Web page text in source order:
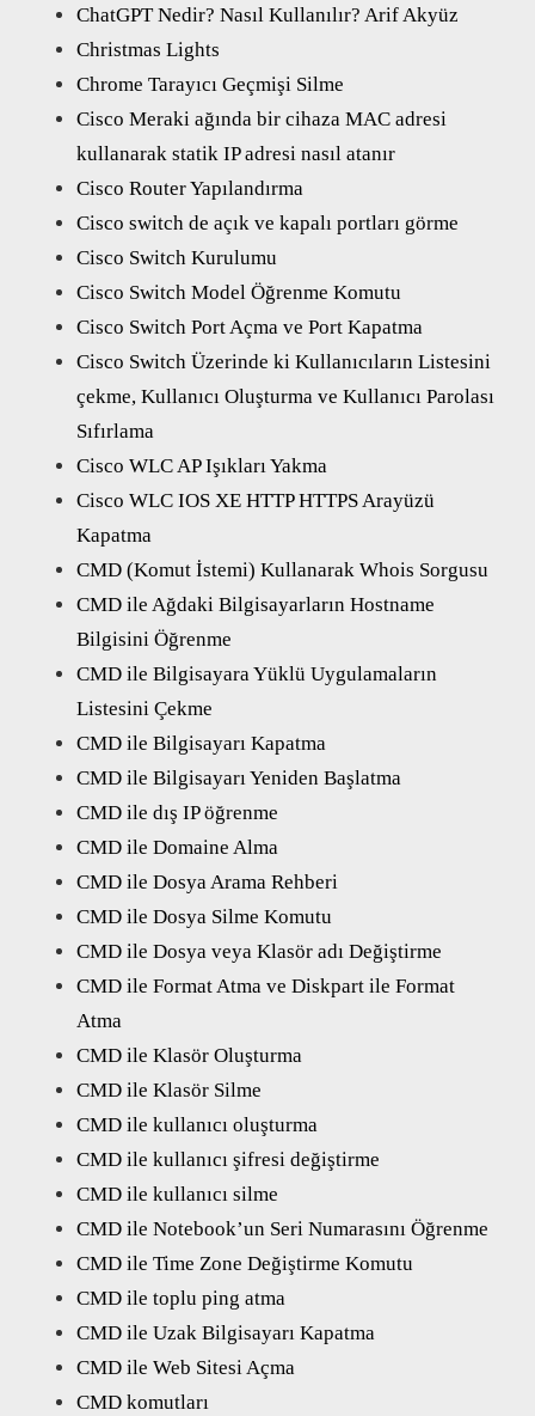
ChatGPT Nedir? Nasıl Kullanılır? Arif Akyüz
Christmas Lights
Chrome Tarayıcı Geçmişi Silme
Cisco Meraki ağında bir cihaza MAC adresi
kullanarak statik IP adresi nasıl atanır
Cisco Router Yapılandırma
Cisco switch de açık ve kapalı portları görme
Cisco Switch Kurulumu
Cisco Switch Model Öğrenme Komutu
Cisco Switch Port Açma ve Port Kapatma
Cisco Switch Üzerinde ki Kullanıcıların Listesini
çekme, Kullanıcı Oluşturma ve Kullanıcı Parolası
Sıfırlama
Cisco WLC AP Işıkları Yakma
Cisco WLC IOS XE HTTP HTTPS Arayüzü
Kapatma
CMD (Komut İstemi) Kullanarak Whois Sorgusu
CMD ile Ağdaki Bilgisayarların Hostname
Bilgisini Öğrenme
CMD ile Bilgisayara Yüklü Uygulamaların
Listesini Çekme
CMD ile Bilgisayarı Kapatma
CMD ile Bilgisayarı Yeniden Başlatma
CMD ile dış IP öğrenme
CMD ile Domaine Alma
CMD ile Dosya Arama Rehberi
CMD ile Dosya Silme Komutu
CMD ile Dosya veya Klasör adı Değiştirme
CMD ile Format Atma ve Diskpart ile Format
Atma
CMD ile Klasör Oluşturma
CMD ile Klasör Silme
CMD ile kullanıcı oluşturma
CMD ile kullanıcı şifresi değiştirme
CMD ile kullanıcı silme
CMD ile Notebook’un Seri Numarasını Öğrenme
CMD ile Time Zone Değiştirme Komutu
CMD ile toplu ping atma
CMD ile Uzak Bilgisayarı Kapatma
CMD ile Web Sitesi Açma
CMD komutları